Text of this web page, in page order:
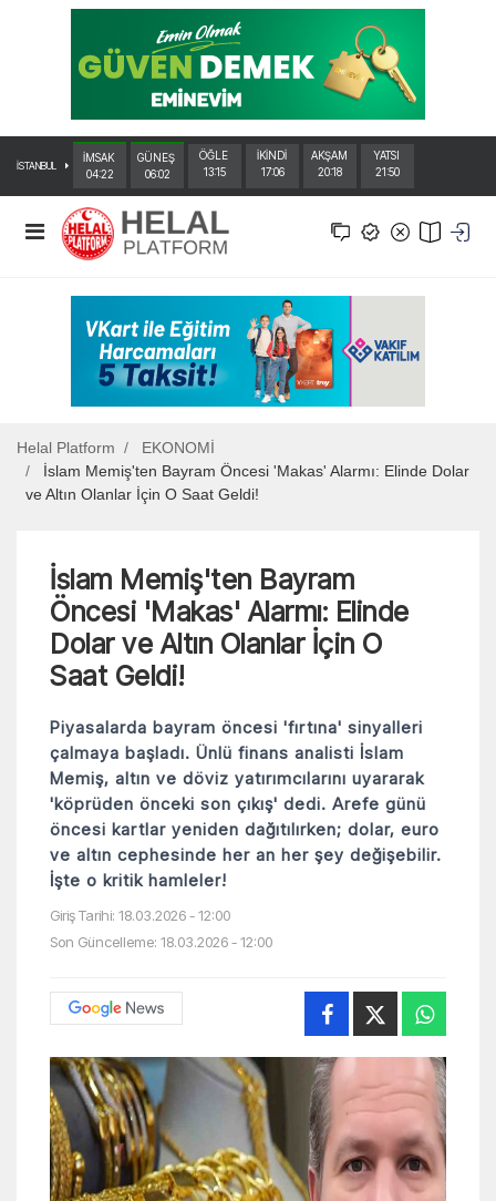
İSTANBUL
İMSAK
04:22
GÜNEŞ
06:02
ÖĞLE
13:15
İKİNDİ
17:06
AKŞAM
20:18
YATSI
21:50
Helal Platform
EKONOMİ
İslam Memiş'ten Bayram Öncesi 'Makas' Alarmı: Elinde Dolar
ve Altın Olanlar İçin O Saat Geldi!
İslam Memiş'ten Bayram
Öncesi 'Makas' Alarmı: Elinde
Dolar ve Altın Olanlar İçin O
Saat Geldi!
Piyasalarda bayram öncesi 'fırtına' sinyalleri
çalmaya başladı. Ünlü finans analisti İslam
Memiş, altın ve döviz yatırımcılarını uyararak
'köprüden önceki son çıkış' dedi. Arefe günü
öncesi kartlar yeniden dağıtılırken; dolar, euro
ve altın cephesinde her an her şey değişebilir.
İşte o kritik hamleler!
Giriş Tarihi: 18.03.2026 - 12:00
Son Güncelleme: 18.03.2026 - 12:00